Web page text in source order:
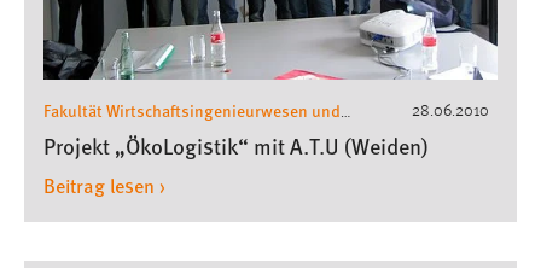
28.06.2010
Fakultät Wirtschaftsingenieurwesen und
Gesundheit ,Wirtschaftsingenieurwesen
Projekt „ÖkoLogistik“ mit A.T.U (Weiden)
Beitrag lesen ›